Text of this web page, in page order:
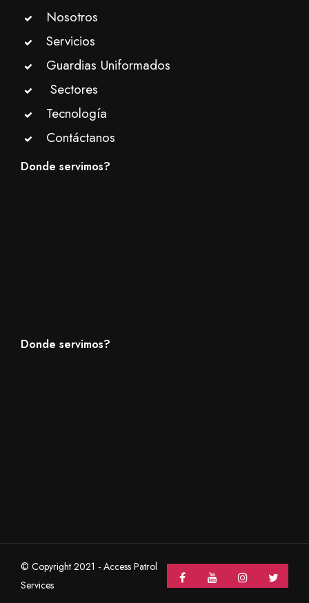
Nosotros
Servicios
Guardias Uniformados
Sectores
Tecnología
Contáctanos
Donde servimos?
Donde servimos?
© Copyright 2021 - Access Patrol
Services